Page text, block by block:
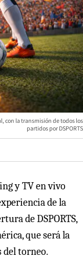
con la transmisión de todos los
partidos por DSPORTS
y TV en vivo
de la
de DSPORTS,
que será la
torneo.